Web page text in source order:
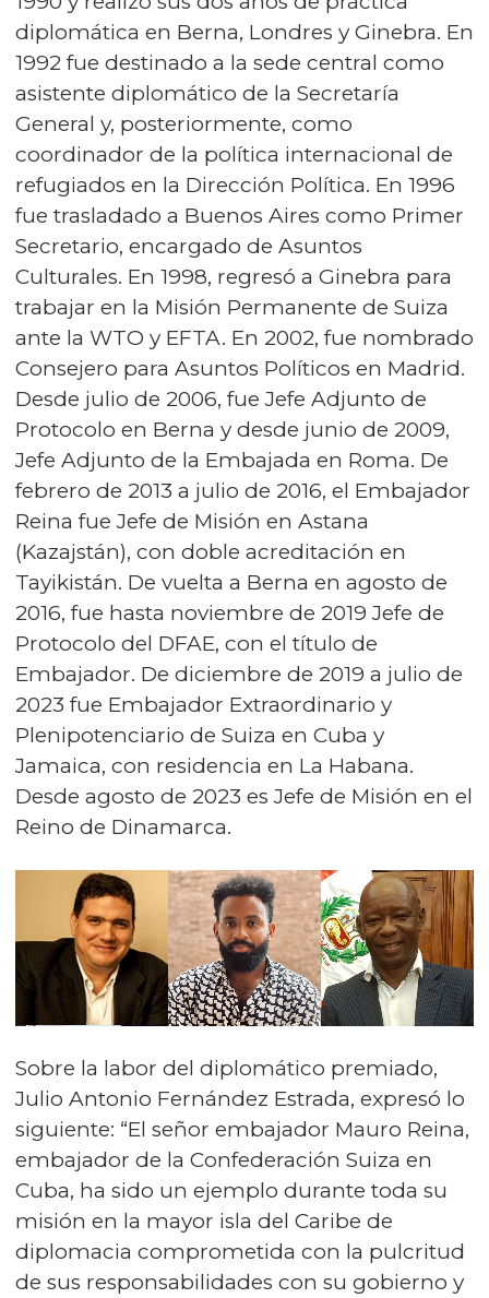
diplomática en Berna, Londres y Ginebra. En
1992 fue destinado a la sede central como
asistente diplomático de la Secretaría
General y, posteriormente, como
coordinador de la política internacional de
refugiados en la Dirección Política. En 1996
fue trasladado a Buenos Aires como Primer
Secretario, encargado de Asuntos
Culturales. En 1998, regresó a Ginebra para
trabajar en la Misión Permanente de Suiza
ante la WTO y EFTA. En 2002, fue nombrado
Consejero para Asuntos Políticos en Madrid.
Desde julio de 2006, fue Jefe Adjunto de
Protocolo en Berna y desde junio de 2009,
Jefe Adjunto de la Embajada en Roma. De
febrero de 2013 a julio de 2016, el Embajador
Reina fue Jefe de Misión en Astana
(Kazajstán), con doble acreditación en
Tayikistán. De vuelta a Berna en agosto de
2016, fue hasta noviembre de 2019 Jefe de
Protocolo del DFAE, con el título de
Embajador. De diciembre de 2019 a julio de
2023 fue Embajador Extraordinario y
Plenipotenciario de Suiza en Cuba y
Jamaica, con residencia en La Habana.
Desde agosto de 2023 es Jefe de Misión en el
Reino de Dinamarca.
Sobre la labor del diplomático premiado,
Julio Antonio Fernández Estrada, expresó lo
siguiente: “El señor embajador Mauro Reina,
embajador de la Confederación Suiza en
Cuba, ha sido un ejemplo durante toda su
misión en la mayor isla del Caribe de
diplomacia comprometida con la pulcritud
de sus responsabilidades con su gobierno y